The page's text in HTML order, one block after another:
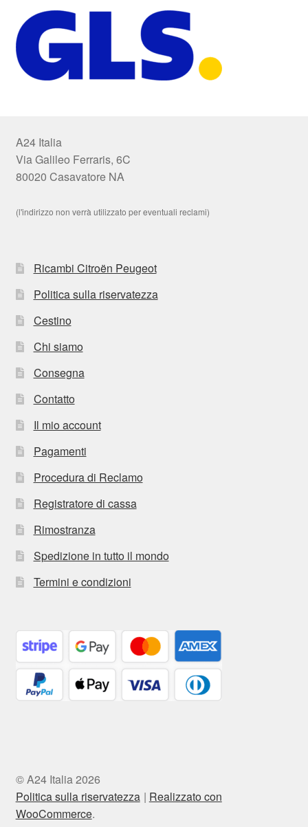
A24 Italia
Via Galileo Ferraris, 6C
80020 Casavatore NA
(l'indirizzo non verrà utilizzato per eventuali reclami)
Ricambi Citroën Peugeot
Politica sulla riservatezza
Cestino
Chi siamo
Consegna
Contatto
Il mio account
Pagamenti
Procedura di Reclamo
Registratore di cassa
Rimostranza
Spedizione in tutto il mondo
Termini e condizioni
© A24 Italia 2026
Politica sulla riservatezza
Realizzato con
WooCommerce.